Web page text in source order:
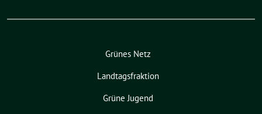
Grünes Netz
Landtagsfraktion
Grüne Jugend